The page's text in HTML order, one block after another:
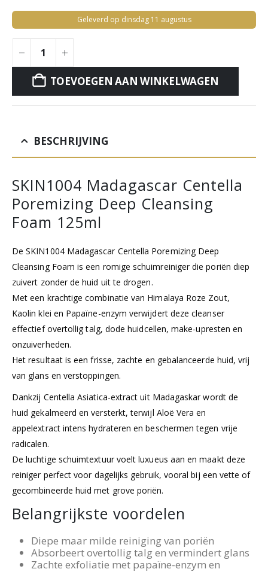
Geleverd op dinsdag 11 augustus
TOEVOEGEN AAN WINKELWAGEN
BESCHRIJVING
SKIN1004 Madagascar Centella
Poremizing Deep Cleansing
Foam 125ml
De SKIN1004 Madagascar Centella Poremizing Deep
Cleansing Foam is een romige schuimreiniger die poriën diep
zuivert zonder de huid uit te drogen.
Met een krachtige combinatie van Himalaya Roze Zout,
Kaolin klei en Papaïne-enzym verwijdert deze cleanser
effectief overtollig talg, dode huidcellen, make-upresten en
onzuiverheden.
Het resultaat is een frisse, zachte en gebalanceerde huid, vrij
van glans en verstoppingen.
Dankzij Centella Asiatica-extract uit Madagaskar wordt de
huid gekalmeerd en versterkt, terwijl Aloë Vera en
appelextract intens hydrateren en beschermen tegen vrije
radicalen.
De luchtige schuimtextuur voelt luxueus aan en maakt deze
reiniger perfect voor dagelijks gebruik, vooral bij een vette of
gecombineerde huid met grove poriën.
Belangrijkste voordelen
Diepe maar milde reiniging van poriën
Absorbeert overtollig talg en vermindert glans
Zachte exfoliatie met papaïne-enzym en